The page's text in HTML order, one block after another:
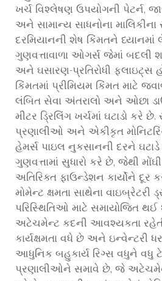
ખર્ચ વિશ્લેષણ ઉપયોગની પેટર્ન,
અને સામાન્ય સાધનોના
દરમિયાનની શેષ કિંમતને
ગુણવત્તાવાળા ઓગર્સ જેમાં બદલી
અને ઘસારણ-પ્રતિરોધી ફ્લાઇટ્સ
કિંમતમાં પ્રીમિયમ કિંમત માટે
લંબિત સેવા અંતરાલો અને ઓછા
મીટર ડ્રિલિંગ ખર્ચમાં ઘટાડો કરે
પ્રણાલીઓ અને એકીકૃત
હેમર્સ પાઇલ નુકસાનની દરને
ગુણવત્તામાં સુધારો કરે છે, જેથી
અતિરિક્ત ફાઉન્ડેશન કાર્યોને દૂર
મોમેન્ટ ક્ષમતા સાથેના વાઇબ્રેટરી
પરિસ્થિતિઓ માટે સમાયોજિત
અટેચમેન્ટ કદની આવશ્યકતા
કાર્યક્ષમતા વધે છે અને ઇન્વેન્ટરી
આધુનિક બહુકાર્ય રિગ્સ વધુને વધુ
પ્રણાલીઓને સમાવે છે, જે